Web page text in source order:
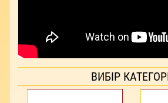
ВИБІР